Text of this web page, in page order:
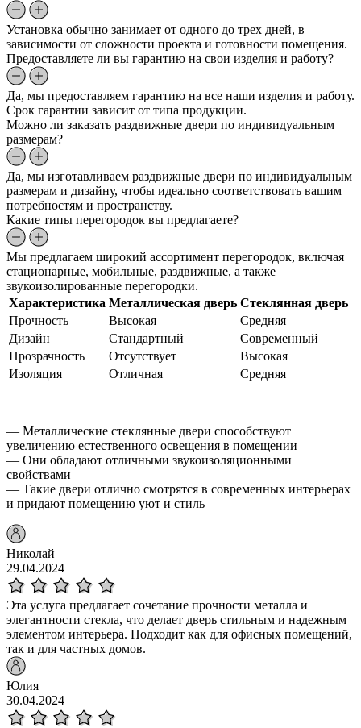
Установка обычно занимает от одного до трех дней, в
зависимости от сложности проекта и готовности помещения.
Предоставляете ли вы гарантию на свои изделия и работу?
Да, мы предоставляем гарантию на все наши изделия и работу.
Срок гарантии зависит от типа продукции.
Можно ли заказать раздвижные двери по индивидуальным
размерам?
Да, мы изготавливаем раздвижные двери по индивидуальным
размерам и дизайну, чтобы идеально соответствовать вашим
потребностям и пространству.
Какие типы перегородок вы предлагаете?
Мы предлагаем широкий ассортимент перегородок, включая
стационарные, мобильные, раздвижные, а также
звукоизолированные перегородки.
Характеристика Металлическая дверь Стеклянная дверь
Прочность
Высокая
Средняя
Дизайн
Стандартный
Современный
Прозрачность
Отсутствует
Высокая
Изоляция
Отличная Средняя
— Металлические стеклянные двери способствуют
увеличению естественного освещения в помещении
— Они обладают отличными звукоизоляционными
свойствами
— Такие двери отлично смотрятся в современных интерьерах
и придают помещению уют и стиль
Николай
29.04.2024
Эта услуга предлагает сочетание прочности металла и
элегантности стекла, что делает дверь стильным и надежным
элементом интерьера. Подходит как для офисных помещений,
так и для частных домов.
Юлия
30.04.2024